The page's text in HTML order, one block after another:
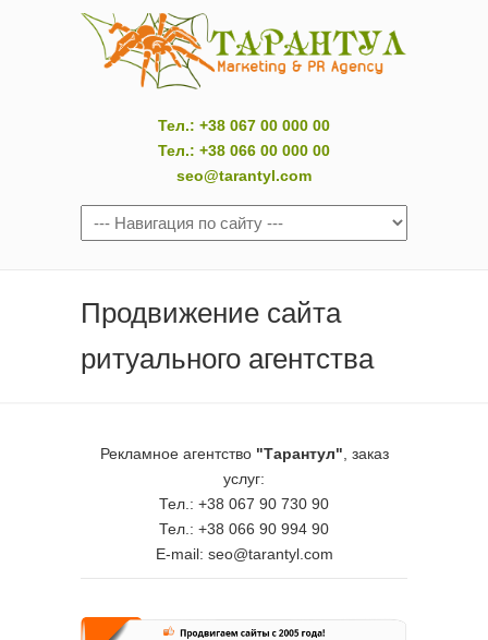
Тел.: +38 067 00 000 00
Тел.: +38 066 00 000 00
seo@tarantyl.com
Продвижение сайта
ритуального агентства
Рекламное агентство "Тарантул" , заказ
услуг:
Тел.: +38 067 90 730 90
Тел.: +38 066 90 994 90
E-mail: seo@tarantyl.com